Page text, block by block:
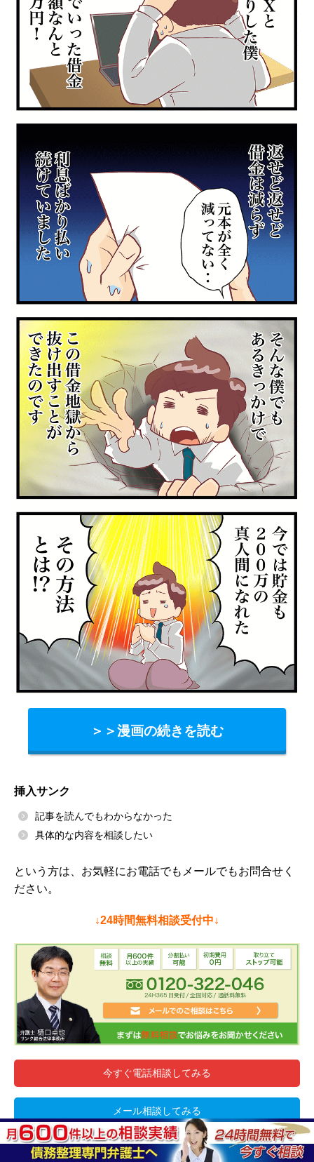
＞＞漫画の続きを読む
挿入サンク
記事を読んでもわからなかった
具体的な内容を相談したい
という方は、お気軽にお電話でもメールでもお問合せく
ださい。
↓24時間無料相談受付中↓
今すぐ電話相談してみる
メール相談してみる